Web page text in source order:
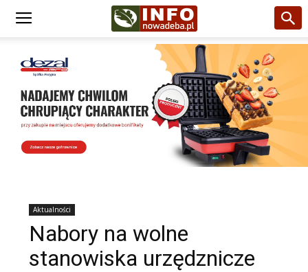
Aktualności
Nabory na wolne
stanowiska urzędznicze